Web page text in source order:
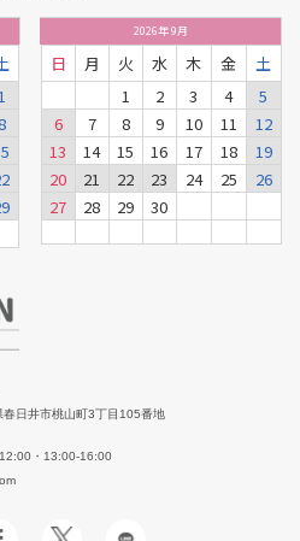
1
2026年9月
日 月 火 水 木 金
土
1
2 3 4
5
6
7 8 9 10 11
12
13
14 15 16 17 18
19
20
21 22 23 24 25
26
27
28 29 30
日井市桃山町3丁目105番地
・13:00-16:00